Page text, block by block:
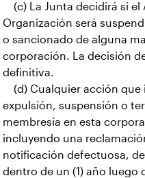
(c) La Junta decidirá si el
Organización será
o sancionado de alguna
corporación. La decisión
definitiva.
(d) Cualquier acción que
expulsión, suspensión o
membresía en esta
incluyendo una
notificación defectuosa,
dentro de un (1) año luego